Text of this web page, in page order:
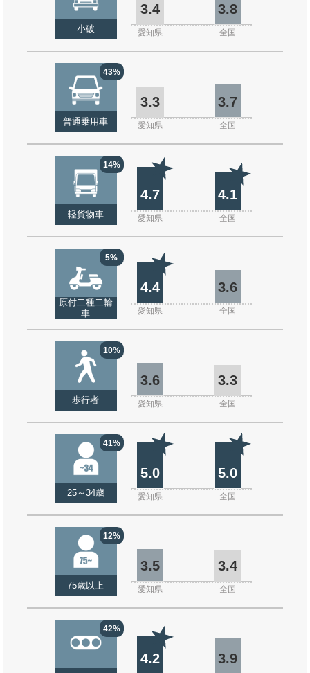
小破
3.4 3.8
愛知県 全国
43%
普通乗用車
3.3 3.7
愛知県 全国
14%
軽貨物車
4.7 4.1
愛知県 全国
5%
原付二種二輪
車
4.4 3.6
愛知県 全国
10%
歩行者
3.6 3.3
愛知県 全国
41%
25～34歳
5.0 5.0
愛知県 全国
12%
75歳以上
3.5 3.4
愛知県 全国
42%
4.2 3.9